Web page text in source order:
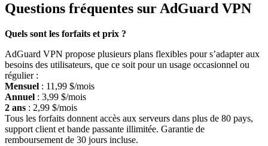
Questions fréquentes sur AdGuard VPN
Quels sont les forfaits et prix ?
AdGuard VPN propose plusieurs plans flexibles pour s’adapter aux
besoins des utilisateurs, que ce soit pour un usage occasionnel ou
régulier :
Mensuel : 11,99 $/mois
Annuel : 3,99 $/mois
2 ans : 2,99 $/mois
Tous les forfaits donnent accès aux serveurs dans plus de 80 pays,
support client et bande passante illimitée. Garantie de
remboursement de 30 jours incluse.